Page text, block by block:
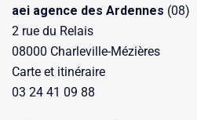
aei agence des Ardennes (08)
2 rue du Relais
08000 Charleville-Mézières
Carte et itinéraire
03 24 41 09 88